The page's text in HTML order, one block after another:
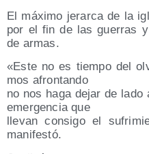
El máxi­mo jerar­ca de la
por el fin de las gue­rras
de armas.
«Este no es tiem­po del
mos afrontando
no nos haga dejar de
emer­gen­cia que
lle­van con­si­go el
manifestó.